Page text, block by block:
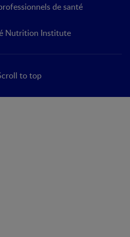
de santé
Nutrition Institute
to top